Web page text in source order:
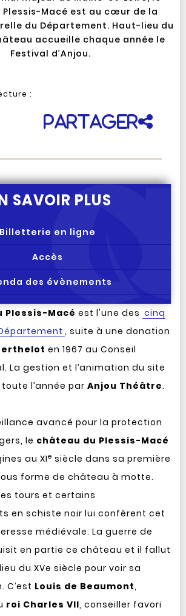
Macé est au cœur de la
du Département. Haut-lieu du
accueille chaque année le
Festival d’Anjou.
:
Partager
SAVOIR PLUS
Billetterie en ligne
Accès
des évènements
Plessis-Macé est l'une des cinq
, suite à une donation
en 1967 au Conseil
La gestion et l’animation du site
l’année par Anjou Théâtre.
avancé pour la protection
le château du Plessis-Macé
au XIe siècle dans sa première
forme de château à motte.
tours et certains
en schiste noir lui confèrent cet
médiévale. La guerre de
en partie ce château et il fallut
du XVe siècle pour voir sa
C’est Louis de Beaumont,
roi Charles VII, conseiller favori